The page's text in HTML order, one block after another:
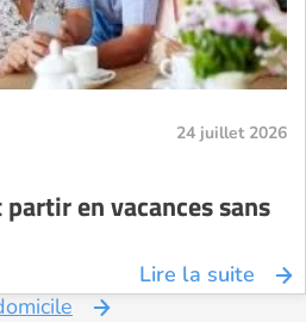
24 juillet 2026
en vacances sans
Lire la suite